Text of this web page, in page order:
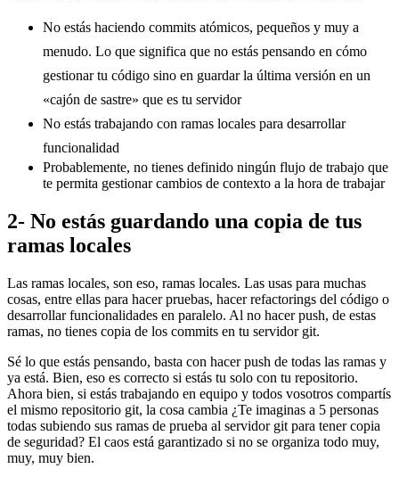
No estás haciendo commits atómicos, pequeños y muy a
menudo. Lo que significa que no estás pensando en cómo
gestionar tu código sino en guardar la última versión en un
«cajón de sastre» que es tu servidor
No estás trabajando con ramas locales para desarrollar
funcionalidad
Probablemente, no tienes definido ningún flujo de trabajo que
te permita gestionar cambios de contexto a la hora de trabajar
2- No estás guardando una copia de tus
ramas locales
Las ramas locales, son eso, ramas locales. Las usas para muchas
cosas, entre ellas para hacer pruebas, hacer refactorings del código o
desarrollar funcionalidades en paralelo. Al no hacer push, de estas
ramas, no tienes copia de los commits en tu servidor git.
Sé lo que estás pensando, basta con hacer push de todas las ramas y
ya está. Bien, eso es correcto si estás tu solo con tu repositorio.
Ahora bien, si estás trabajando en equipo y todos vosotros compartís
el mismo repositorio git, la cosa cambia ¿Te imaginas a 5 personas
todas subiendo sus ramas de prueba al servidor git para tener copia
de seguridad? El caos está garantizado si no se organiza todo muy,
muy, muy bien.